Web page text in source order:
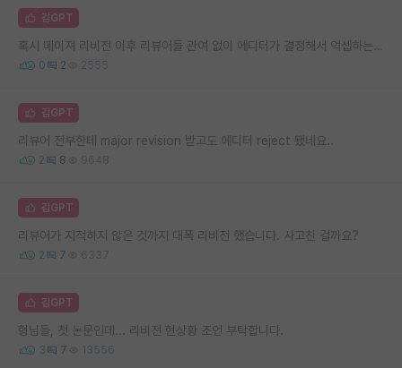
김GPT
혹시 메이져 리비전 이후 리뷰어들 관여 없이 에디터가 결정해서 억셉하는 경우도 있나요?
0 2 2555
김GPT
리뷰어 전부한테 major revision 받고도 에디터 reject 됐네요..
2 8 9648
김GPT
리뷰어가 지적하지 않은 것까지 대폭 리비전 했습니다. 사고친 걸까요?
2 7 6337
김GPT
형님들, 첫 논문인데... 리비전 현상황 조언 부탁합니다.
3 7 13556